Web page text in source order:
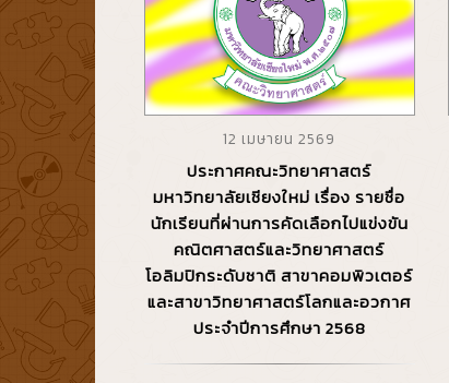
12 เมษายน 2569
ประกาศคณะวิทยาศาสตร์
มหาวิทยาลัยเชียงใหม่ เรื่อง รายชื่อ
นักเรียนที่ผ่านการคัดเลือกไปแข่งขัน
คณิตศาสตร์และวิทยาศาสตร์
โอลิมปิกระดับชาติ สาขาคอมพิวเตอร์
และสาขาวิทยาศาสตร์โลกและอวกาศ
ประจำปีการศึกษา 2568